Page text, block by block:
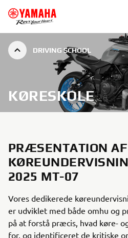
DRIVING SCHOOL
KØRESKOLE
PRÆSENTATION
2025 MT-07
Vores dedikerede
er udviklet med både omhu og
på at forstå præcis, hvad køre-
for, og identificeret de kritiske